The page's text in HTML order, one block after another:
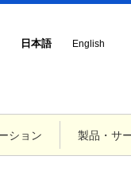
日本語 English
ション 製品・サ